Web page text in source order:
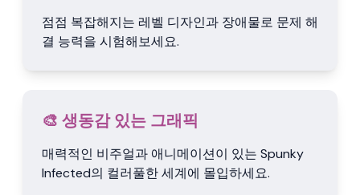
점점 복잡해지는 레벨 디자인과 장애물로 문제 해
결 능력을 시험해보세요.
🎨 생동감 있는 그래픽
매력적인 비주얼과 애니메이션이 있는 Spunky
Infected의 컬러풀한 세계에 몰입하세요.